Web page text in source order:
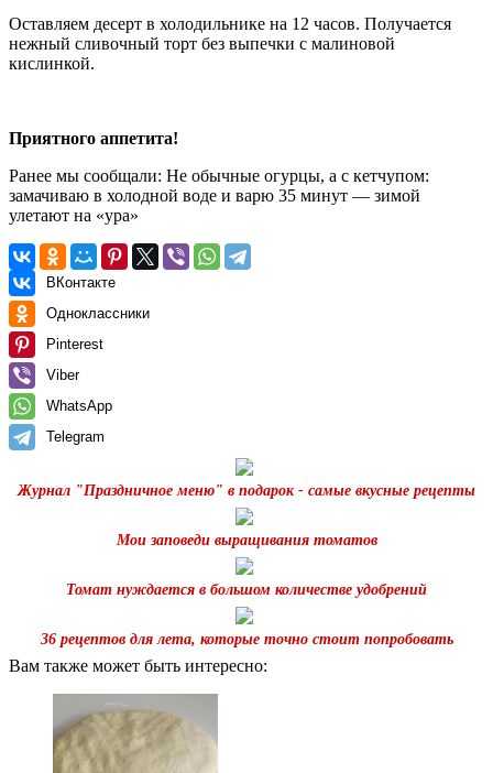
Оставляем десерт в холодильнике на 12 часов. Получается
нежный сливочный торт без выпечки с малиновой
кислинкой.
Приятного аппетита!
Ранее мы сообщали: Не обычные огурцы, а с кетчупом:
замачиваю в холодной воде и варю 35 минут — зимой
улетают на «ура»
ВКонтакте
Одноклассники
Pinterest
Viber
WhatsApp
Telegram
Журнал "Праздничное меню" в подарок - самые вкусные рецепты
Мои заповеди выращивания томатов
Томат нуждается в большом количестве удобрений
36 рецептов для лета, которые точно стоит попробовать
Вам также может быть интересно: